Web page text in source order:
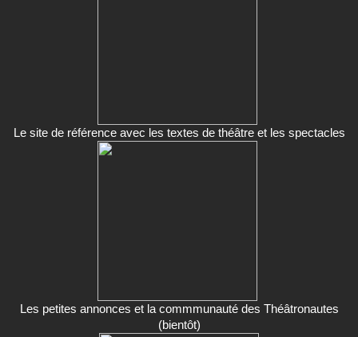
Le site de référence avec les textes de théâtre et les spectacles
Les petites annonces et la commmunauté des Théâtronautes
(bientôt)